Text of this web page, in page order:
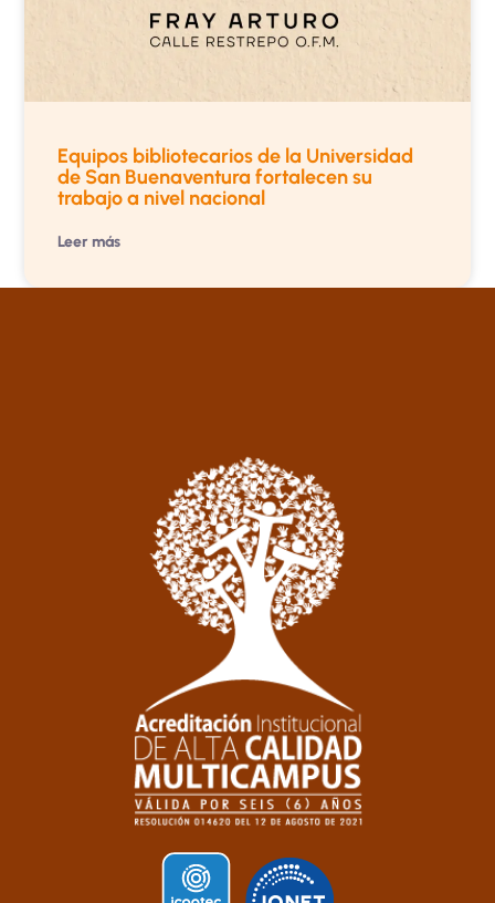
Equipos bibliotecarios de la Universidad
de San Buenaventura fortalecen su
trabajo a nivel nacional
Leer más